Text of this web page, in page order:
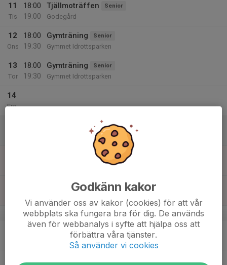
11
Tis
18:00
19:00
Tjällmoträffen Senior
Godegård
12
Ons
18:00
19:30
Gymträning Senior
Gymmet Idrottsparken
13
Tor
18:00
19:30
Gymträning Senior
Gymmet Idrottsparken
14
Fre
Kolmårdsträffen Lång Senior
Tjalve Orienteringsklubb
Gymträning Senior
v.34
18:00
Städning Oskar Susanna F
Fålehagsstugan
Godkänn kakor
Vi använder oss av kakor (cookies) för att vår
webbplats ska fungera bra för dig. De används
även för webbanalys i syfte att hjälpa oss att
förbättra våra tjänster.
Så använder vi cookies